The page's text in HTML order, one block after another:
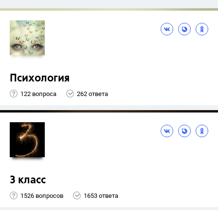
Психология
122 вопроса 262 ответа
3 класс
1526 вопросов 1653 ответа